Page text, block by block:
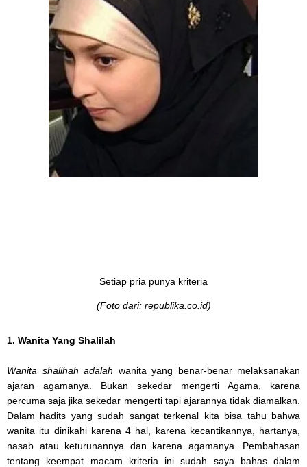
Setiap pria punya kriteria
(Foto dari: republika.co.id)
1. Wanita Yang Shalilah
Wanita shalihah adalah wanita yang benar-benar melaksanakan
ajaran agamanya. Bukan sekedar mengerti Agama, karena
percuma saja jika sekedar mengerti tapi ajarannya tidak diamalkan.
Dalam hadits yang sudah sangat terkenal kita bisa tahu bahwa
wanita itu dinikahi karena 4 hal, karena kecantikannya, hartanya,
nasab atau keturunannya dan karena agamanya. Pembahasan
tentang keempat macam kriteria ini sudah saya bahas dalam